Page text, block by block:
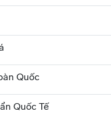
Quốc
Quốc Tế